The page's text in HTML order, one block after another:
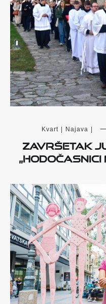
Kvart Najava
Završetak